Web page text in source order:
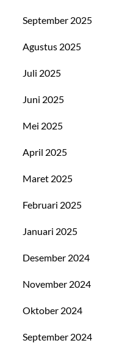
September 2025
Agustus 2025
Juli 2025
Juni 2025
Mei 2025
April 2025
Maret 2025
Februari 2025
Januari 2025
Desember 2024
November 2024
Oktober 2024
September 2024